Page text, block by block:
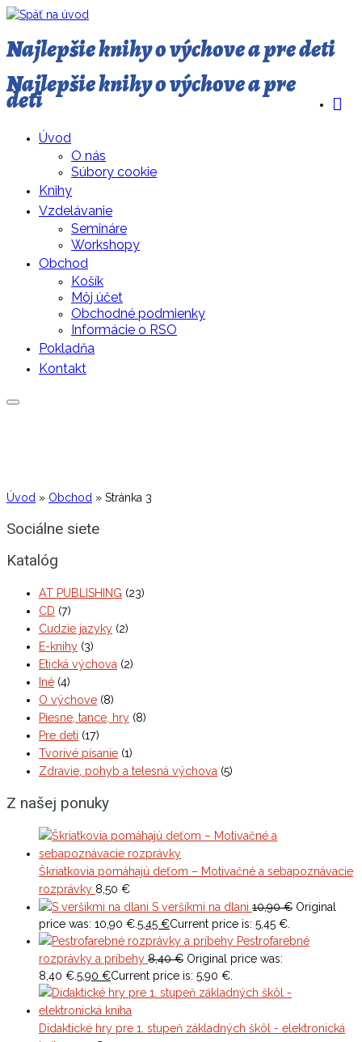
Najlepšie knihy o výchove a pre deti
Najlepšie knihy o výchove a pre
deti
Úvod
O nás
Súbory cookie
Knihy
Vzdelávanie
Semináre
Workshopy
Obchod
Košík
Môj účet
Obchodné podmienky
Informácie o RSO
Pokladňa
Kontakt
Úvod » Obchod » Stránka 3
Sociálne siete
Katalóg
AT PUBLISHING (23)
CD (7)
Cudzie jazyky (2)
E-knihy (3)
Etická výchova (2)
Iné (4)
O výchove (8)
Piesne, tance, hry (8)
Pre deti (17)
Tvorivé písanie (1)
Zdravie, pohyb a telesná výchova (5)
Z našej ponuky
Škriatkovia pomáhajú deťom – Motivačné a sebapoznávacie
rozprávky 8,50 €
S veršíkmi na dlani 10,90€ Original
price was: 10,90 €.5,45 €Current price is: 5,45 €.
Pestrofarebné
rozprávky a príbehy 8,40€ Original price was:
8,40 €.5,90 €Current price is: 5,90 €.
Didaktické hry pre 1. stupeň základných škôl - elektronická